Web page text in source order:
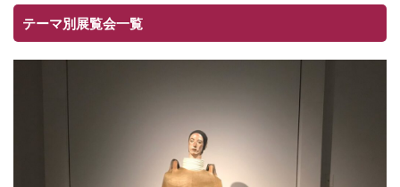
テーマ別展覧会一覧